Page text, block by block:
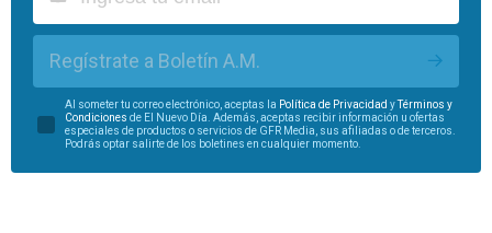
Regístrate a Boletín A.M.
Al someter tu correo electrónico, aceptas la Política de Privacidad yTérminos y
Condiciones de El Nuevo Día. Además, aceptas recibir información u ofertas
especiales de productos o servicios de GFR Media, sus afiliadas o de terceros.
Podrás optar salirte de los boletines en cualquier momento.